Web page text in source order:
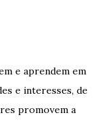
e aprendem em
e interesses, de
promovem a